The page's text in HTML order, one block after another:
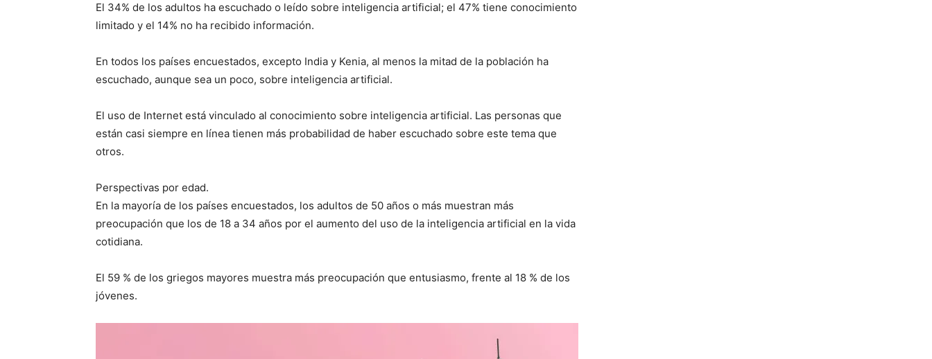
El 34% de los adultos ha escuchado o leído sobre inteligencia artificial; el 47% tiene conocimiento
limitado y el 14% no ha recibido información.
En todos los países encuestados, excepto India y Kenia, al menos la mitad de la población ha
escuchado, aunque sea un poco, sobre inteligencia artificial.
El uso de Internet está vinculado al conocimiento sobre inteligencia artificial. Las personas que
están casi siempre en línea tienen más probabilidad de haber escuchado sobre este tema que
otros.
Perspectivas por edad.
En la mayoría de los países encuestados, los adultos de 50 años o más muestran más
preocupación que los de 18 a 34 años por el aumento del uso de la inteligencia artificial en la vida
cotidiana.
El 59 % de los griegos mayores muestra más preocupación que entusiasmo, frente al 18 % de los
jóvenes.